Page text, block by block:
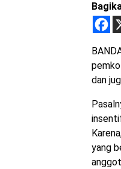
dan
yang